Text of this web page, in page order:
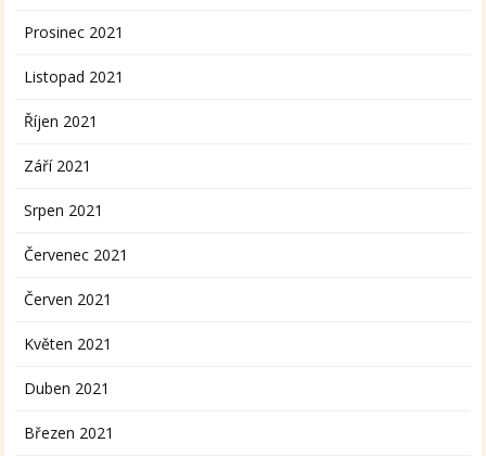
Prosinec 2021
Listopad 2021
Říjen 2021
Září 2021
Srpen 2021
Červenec 2021
Červen 2021
Květen 2021
Duben 2021
Březen 2021